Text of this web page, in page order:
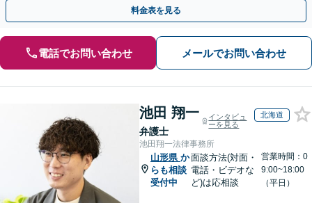
料金表を見る
電話でお問い合わせ メールでお問い合わせ
池田 翔一
弁護士
インタビュ
ーを見る
北海道
池田翔一法律事務所
山形県 か
らも相談
受付中
面談方法(対面・
電話・ビデオな
ど)は応相談
営業時間：0
9:00~18:00
（平日）